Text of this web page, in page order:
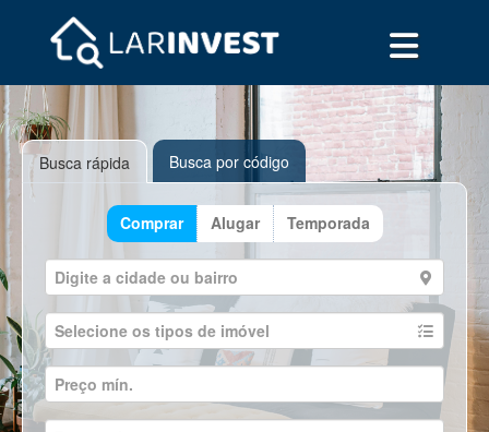
Busca rápida Busca por código
Comprar Alugar Temporada